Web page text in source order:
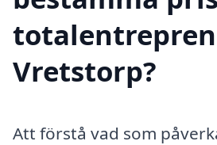
Vretstorp?
Att förstå vad som